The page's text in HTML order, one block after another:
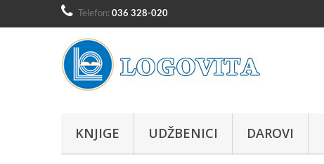
Telefon: 036 328-020
KNJIGE UDŽBENICI DAROVI